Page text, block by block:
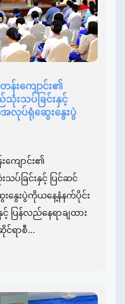
န်းကျောင်း၏
သုံးသပ်ခြင်းနှင့်
အလုပ်ရုံဆွေးနွေးပွဲ
ကျောင်း၏
သပ်ခြင်းနှင့် ပြင်ဆင်
နွေးပွဲကိုယနေ့နံနက်ပိုင်း
ြန်လည်နေရာချထား
င်ရာစီ...